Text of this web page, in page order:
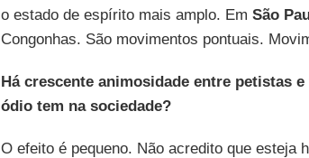
o estado de espírito mais amplo. Em São
Congonhas. São movimentos pontuais.
Há crescente animosidade entre petistas
ódio tem na sociedade?
O efeito é pequeno. Não acredito que esteja